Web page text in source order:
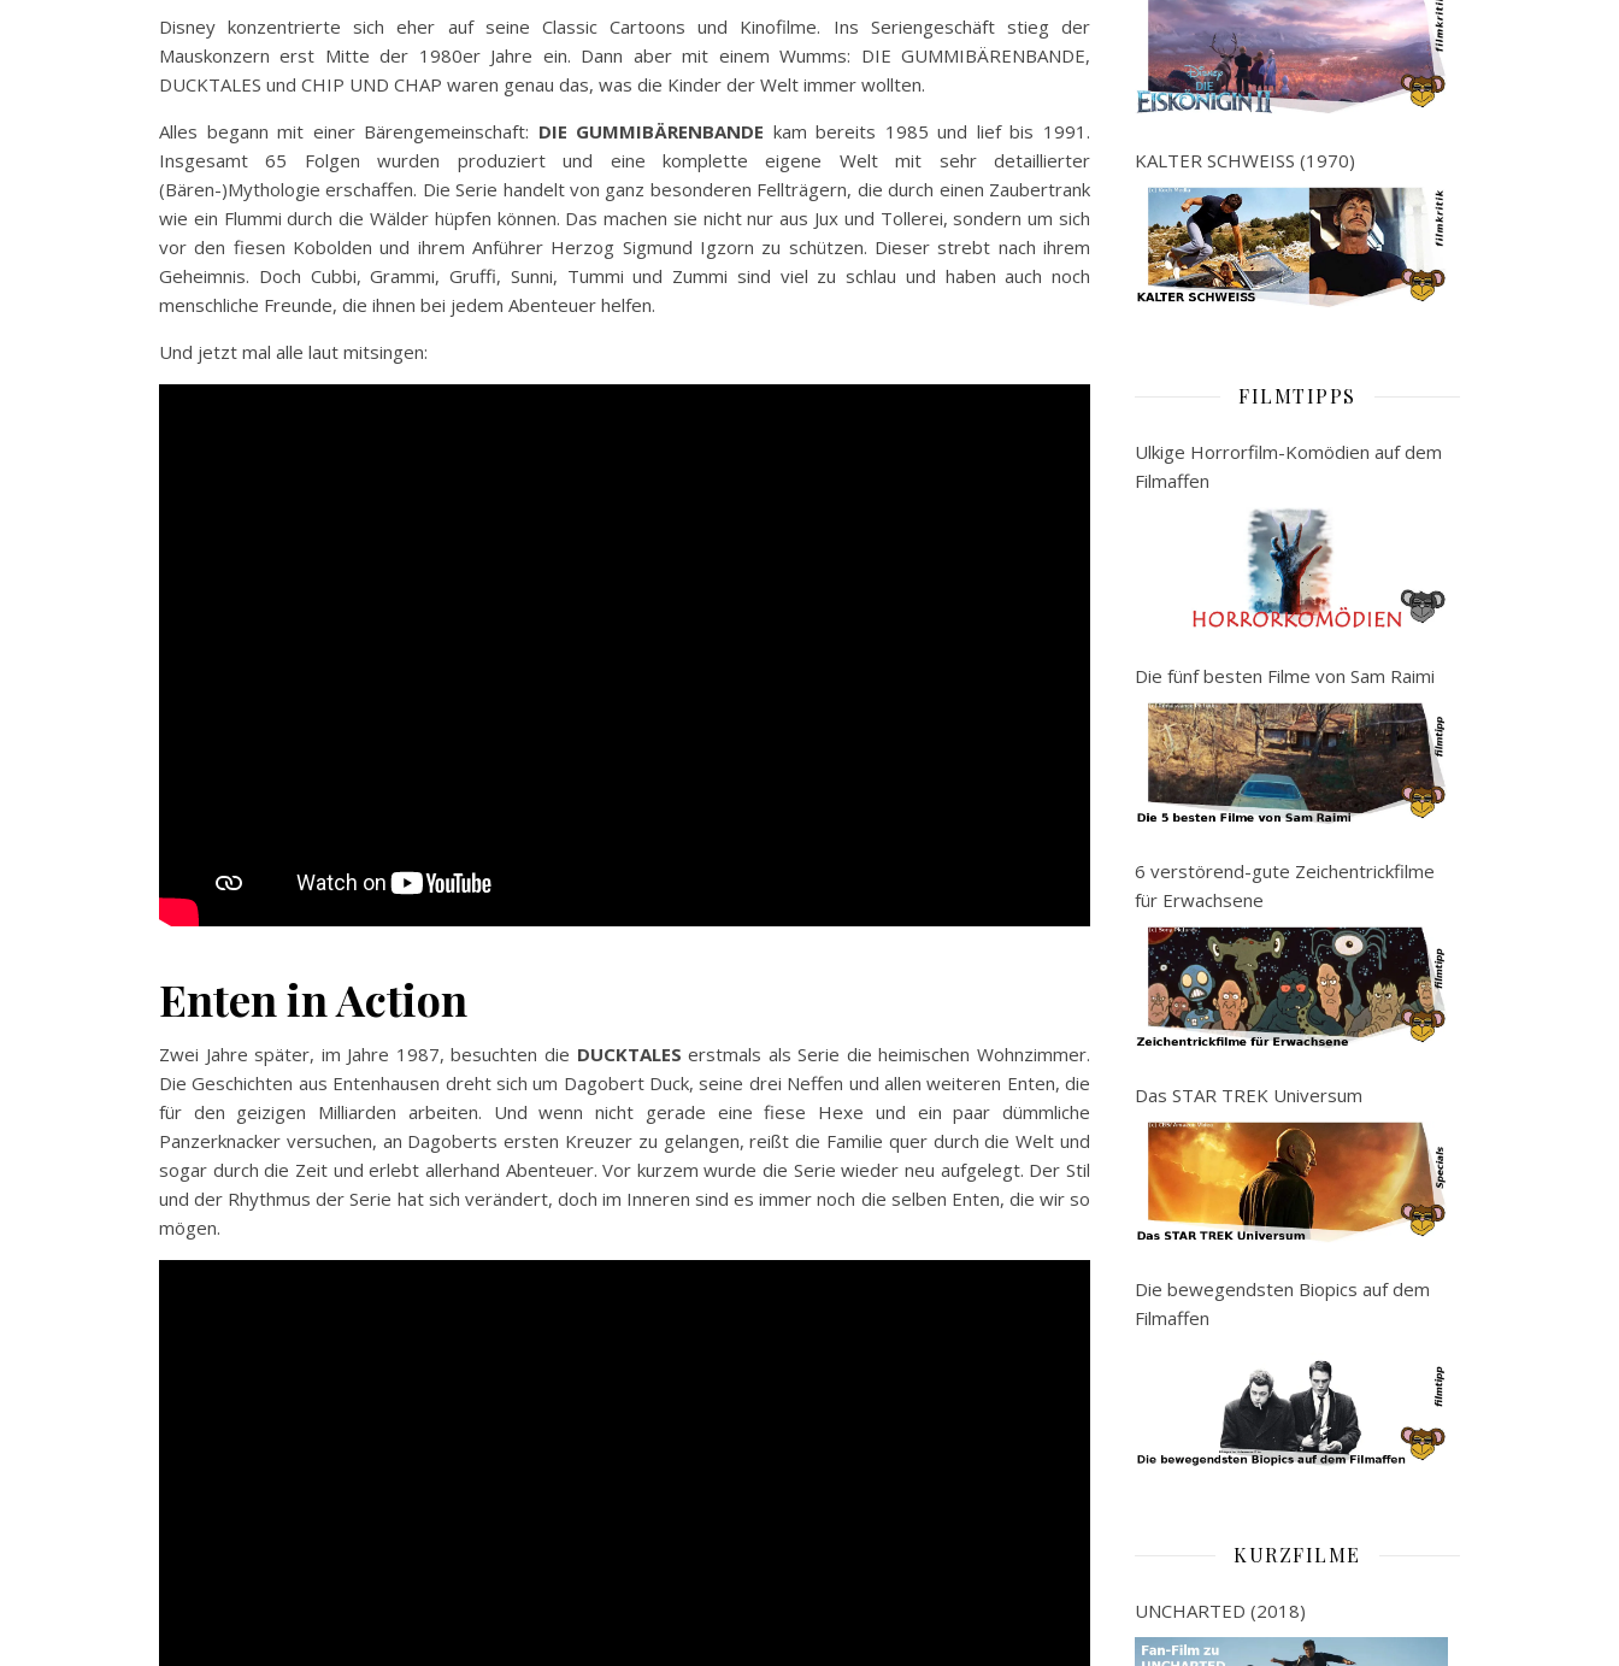
Disney konzentrierte sich eher auf seine Classic Cartoons und Kinofilme. Ins Seriengeschäft stieg der
Mauskonzern erst Mitte der 1980er Jahre ein. Dann aber mit einem Wumms: DIE GUMMIBÄRENBANDE,
DUCKTALES und CHIP UND CHAP waren genau das, was die Kinder der Welt immer wollten.
Alles begann mit einer Bärengemeinschaft: DIE GUMMIBÄRENBANDE kam bereits 1985 und lief bis 1991.
Insgesamt 65 Folgen wurden produziert und eine komplette eigene Welt mit sehr detaillierter
(Bären-)Mythologie erschaffen. Die Serie handelt von ganz besonderen Fellträgern, die durch einen Zaubertrank
wie ein Flummi durch die Wälder hüpfen können. Das machen sie nicht nur aus Jux und Tollerei, sondern um sich
vor den fiesen Kobolden und ihrem Anführer Herzog Sigmund Igzorn zu schützen. Dieser strebt nach ihrem
Geheimnis. Doch Cubbi, Grammi, Gruffi, Sunni, Tummi und Zummi sind viel zu schlau und haben auch noch
menschliche Freunde, die ihnen bei jedem Abenteuer helfen.
Und jetzt mal alle laut mitsingen:
Enten in Action
Zwei Jahre später, im Jahre 1987, besuchten die DUCKTALES erstmals als Serie die heimischen Wohnzimmer.
Die Geschichten aus Entenhausen dreht sich um Dagobert Duck, seine drei Neffen und allen weiteren Enten, die
für den geizigen Milliarden arbeiten. Und wenn nicht gerade eine fiese Hexe und ein paar dümmliche
Panzerknacker versuchen, an Dagoberts ersten Kreuzer zu gelangen, reißt die Familie quer durch die Welt und
sogar durch die Zeit und erlebt allerhand Abenteuer. Vor kurzem wurde die Serie wieder neu aufgelegt. Der Stil
und der Rhythmus der Serie hat sich verändert, doch im Inneren sind es immer noch die selben Enten, die wir so
mögen.
KALTER SCHWEISS (1970)
FILMTIPPS
Ulkige Horrorfilm-Komödien auf dem
Filmaffen
Die fünf besten Filme von Sam Raimi
6 verstörend-gute Zeichentrickfilme
für Erwachsene
Das STAR TREK Universum
Die bewegendsten Biopics auf dem
Filmaffen
KURZFILME
UNCHARTED (2018)